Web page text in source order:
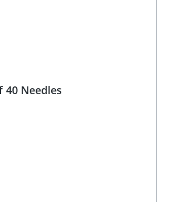
40 Needles